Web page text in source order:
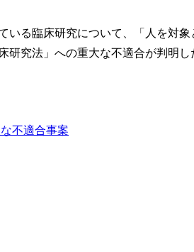
いる臨床研究について、「人を対
研究法」への重大な不適合が判明
不適合事案